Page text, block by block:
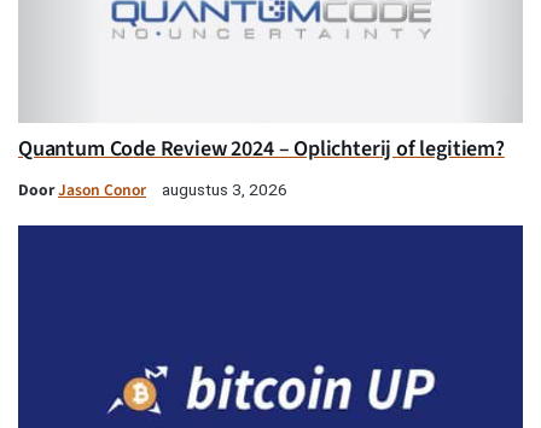
Quantum Code Review 2024 – Oplichterij of legitiem?
DoorJason Conor augustus 3, 2026